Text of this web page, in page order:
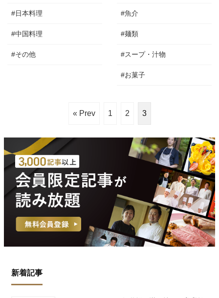
#日本料理
#中国料理
#その他
#魚介
#麺類
#スープ・汁物
#お菓子
« Prev 1 2 3
新着記事